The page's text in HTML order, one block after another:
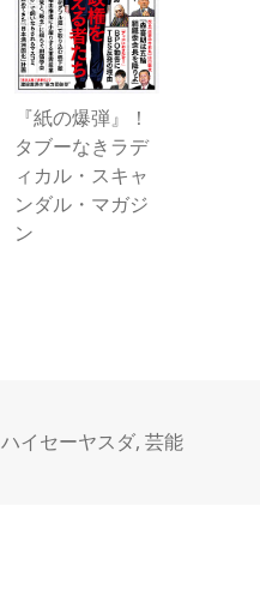
『紙の爆弾』！
タブーなきラデ
ィカル・スキャ
ンダル・マガジ
ン
カ
ハイセーヤスダ,芸能